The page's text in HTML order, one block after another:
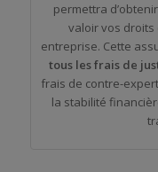
permettra
valoir vos
entreprise. Cette
tous les frais de
frais de contre-
la stabilité